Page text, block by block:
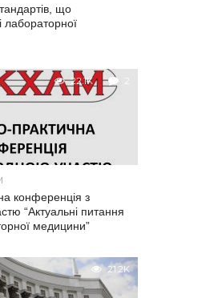
що
лабораторної
22.1K 2
конференція з
“Актуальні питання
медицини”
21.2K